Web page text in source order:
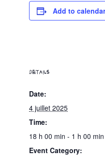
Add to
DETAILS
Date:
4 juillet 2025
Time:
18 h 00 min - 1 h 00 min
Event Category: